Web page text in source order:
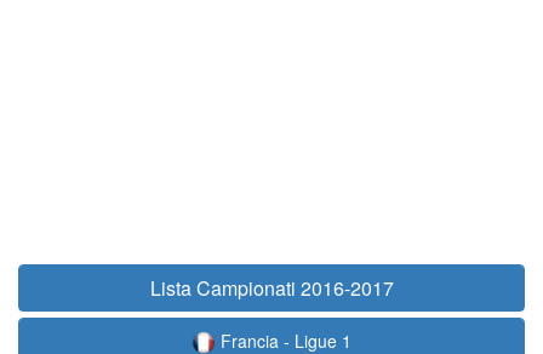
Lista Campionati 2016-2017
Francia - Ligue 1